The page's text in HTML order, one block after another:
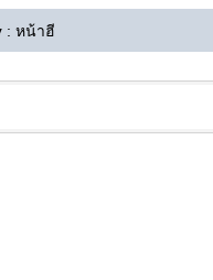
: หน้าฮี